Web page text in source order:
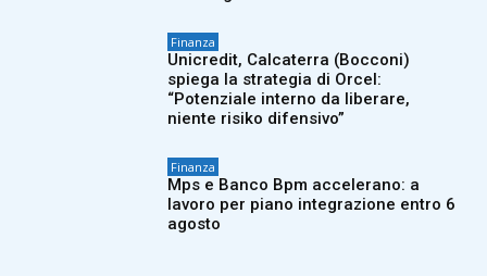
Finanza
Unicredit, Calcaterra (Bocconi)
spiega la strategia di Orcel:
“Potenziale interno da liberare,
niente risiko difensivo”
Finanza
Mps e Banco Bpm accelerano: a
lavoro per piano integrazione entro 6
agosto